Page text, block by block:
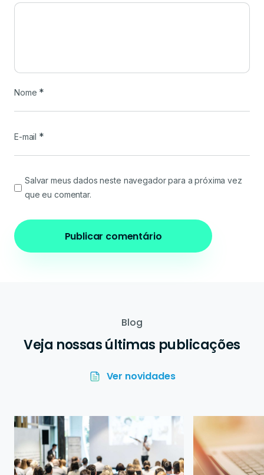
Nome *
E-mail *
Salvar meus dados neste navegador para a próxima vez
que eu comentar.
Blog
Veja nossas últimas publicações
Ver novidades